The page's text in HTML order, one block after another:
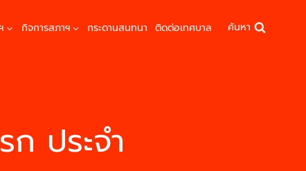
กิจการสภาฯ กระดานสนทนา ติดต่อเทศบาล ค้นหา
ประจำ